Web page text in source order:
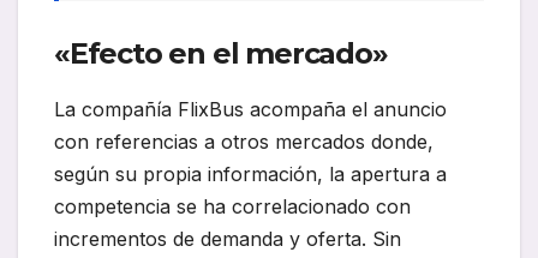
«Efecto en el mercado»
La compañía FlixBus acompaña el anuncio
con referencias a otros mercados donde,
según su propia información, la apertura a
competencia se ha correlacionado con
incrementos de demanda y oferta. Sin